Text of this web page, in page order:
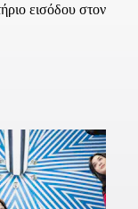
εισόδου στον